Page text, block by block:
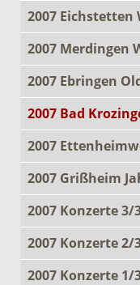
2007 Eichstetten
2007 Merdingen
2007 Ebringen
2007 Bad
2007
2007 Grißheim
2007 Konzerte 3/
2007 Konzerte 2/
2007 Konzerte 1/